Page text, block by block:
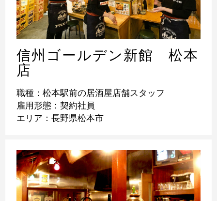
信州ゴールデン新館 松本
店
職種：松本駅前の居酒屋店舗スタッフ
雇用形態：契約社員
エリア：長野県松本市